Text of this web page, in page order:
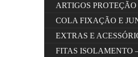
ARTIGOS PROTEÇÃO
COLA FIXAÇÃO E
EXTRAS E
FITAS ISOLAMENTO